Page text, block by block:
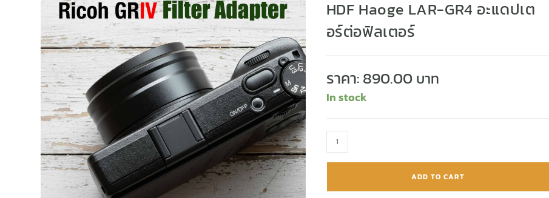
🔍
HDF Haoge LAR-GR4 อะแดปเต
อร์ต่อฟิลเตอร์
ราคา:890.00
In stock
ADD TO CART